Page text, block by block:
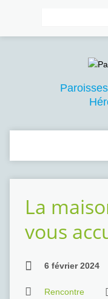
La
vous
6 février 2024
Rencontre